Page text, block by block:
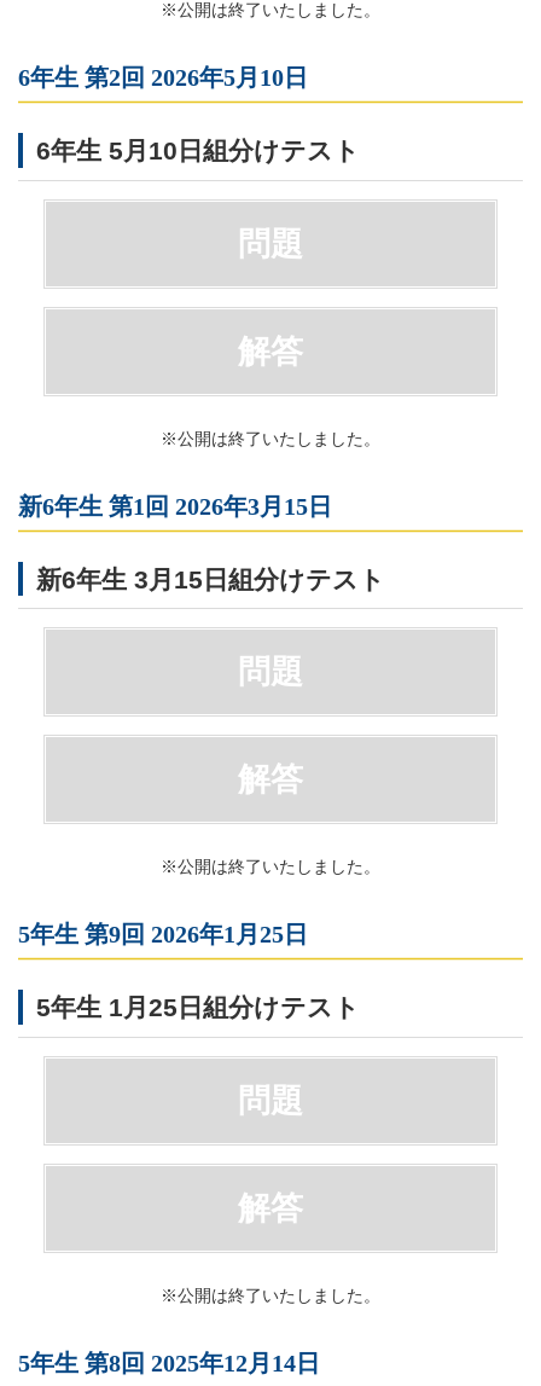
※公開は終了いたしました。
6年生 第2回 2026年5月10日
6年生 5月10日組分けテスト
問題
解答
※公開は終了いたしました。
新6年生 第1回 2026年3月15日
新6年生 3月15日組分けテスト
問題
解答
※公開は終了いたしました。
5年生 第9回 2026年1月25日
5年生 1月25日組分けテスト
問題
解答
※公開は終了いたしました。
5年生 第8回 2025年12月14日